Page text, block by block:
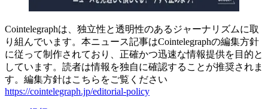
Cointelegraphは、独立性と透明性のあるジャーナリズムに取
り組んでいます。本ニュース記事はCointelegraphの編集方針
に従って制作されており、正確かつ迅速な情報提供を目的と
しています。読者は情報を独自に確認することが推奨されま
す。編集方針はこちらをご覧ください
https://cointelegraph.jp/editorial-policy